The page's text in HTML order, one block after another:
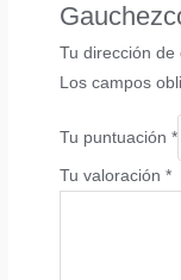
Tu dirección
Los campos
Tu puntuación*
Tu valoración*